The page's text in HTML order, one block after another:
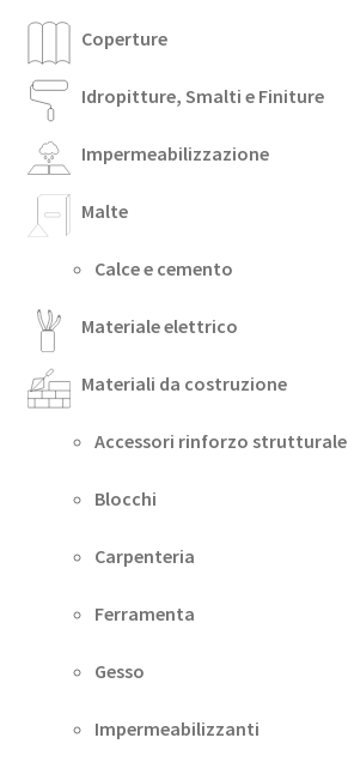
Coperture
Idropitture, Smalti e Finiture
Impermeabilizzazione
Malte
Calce e cemento
Materiale elettrico
Materiali da costruzione
Accessori rinforzo strutturale
Blocchi
Carpenteria
Ferramenta
Gesso
Impermeabilizzanti